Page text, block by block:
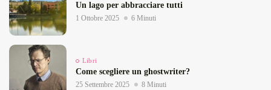
Un lago per abbracciare tutti
1 Ottobre 2025 6 Minuti
Libri
Come scegliere un ghostwriter?
25 Settembre 2025 8 Minuti